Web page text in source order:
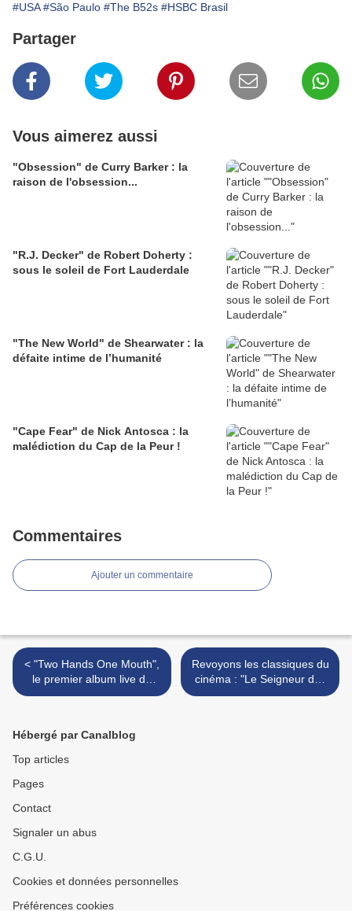
#USA #São Paulo #The B52s #HSBC Brasil
Partager
Vous aimerez aussi
"Obsession" de Curry Barker : la
raison de l'obsession...
"R.J. Decker" de Robert Doherty :
sous le soleil de Fort Lauderdale
"The New World" de Shearwater : la
défaite intime de l’humanité
"Cape Fear" de Nick Antosca : la
malédiction du Cap de la Peur !
Commentaires
Ajouter un commentaire
< "Two Hands One Mouth",
le premier album live de
Sparks !
Revoyons les classiques du
cinéma : "Le Seigneur des
Anneaux" de Peter Jackson
Hébergé par Canalblog
Top articles
Pages
Contact
Signaler un abus
C.G.U.
Cookies et données personnelles
Préférences cookies